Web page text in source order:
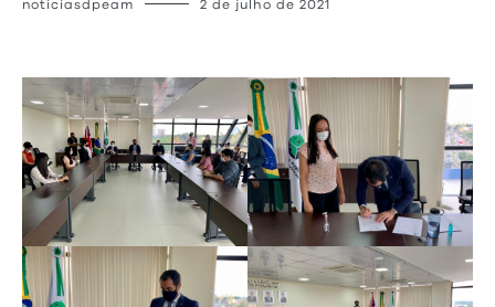
noticiasdpeam 2 de julho de 2021